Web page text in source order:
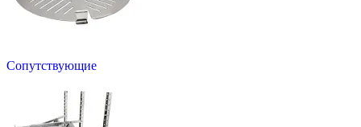
Сопутствующие